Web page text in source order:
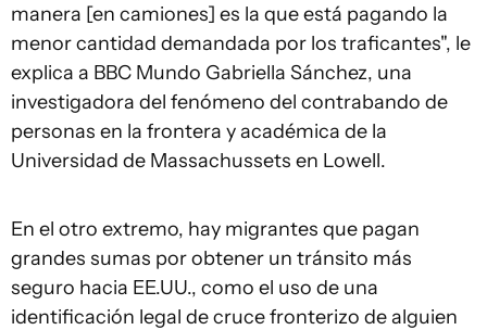
manera [en camiones] es la que está pagando la
menor cantidad demandada por los traficantes", le
explica a BBC Mundo Gabriella Sánchez, una
investigadora del fenómeno del contrabando de
personas en la frontera y académica de la
Universidad de Massachussets en Lowell.
En el otro extremo, hay migrantes que pagan
grandes sumas por obtener un tránsito más
seguro hacia EE.UU., como el uso de una
identificación legal de cruce fronterizo de alguien